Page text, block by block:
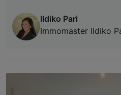
Ildiko Pari
Immomaster Ildiko